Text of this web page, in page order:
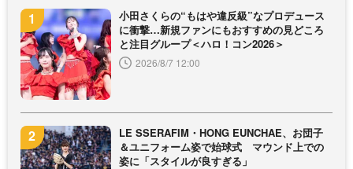
小田さくらの“もはや違反級”なプロデュース
に衝撃…新規ファンにもおすすめの見どころ
と注目グループ＜ハロ！コン2026＞
2026/8/7 12:00
LE SSERAFIM・HONG EUNCHAE、お団子
＆ユニフォーム姿で始球式 マウンド上での
姿に「スタイルが良すぎる」